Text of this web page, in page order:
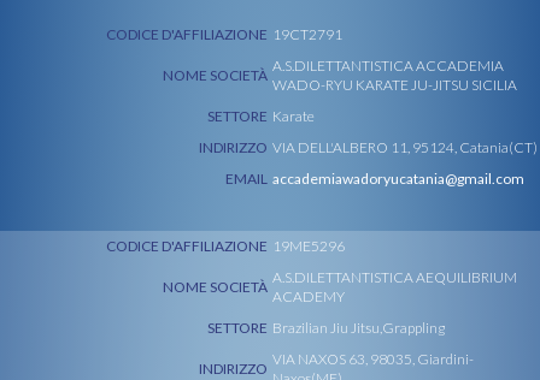
CODICE D'AFFILIAZIONE 19CT2791
NOME SOCIETÀ
A.S.DILETTANTISTICA ACCADEMIA
WADO-RYU KARATE JU-JITSU SICILIA
SETTORE Karate
INDIRIZZO VIA DELL'ALBERO 11, 95124, Catania(CT)
EMAIL accademiawadoryucatania@gmail.com
CODICE D'AFFILIAZIONE 19ME5296
NOME SOCIETÀ
A.S.DILETTANTISTICA AEQUILIBRIUM
ACADEMY
SETTORE Brazilian Jiu Jitsu,Grappling
INDIRIZZO
VIA NAXOS 63, 98035, Giardini-